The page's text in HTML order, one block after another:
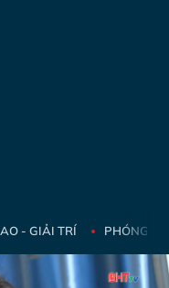
- GIẢI TRÍ PHÓNG